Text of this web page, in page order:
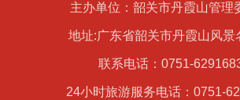
主办单位：韶关市丹霞山管理
地址:广东省韶关市丹霞山风景
联系电话：0751-
24小时旅游服务电话：0751-